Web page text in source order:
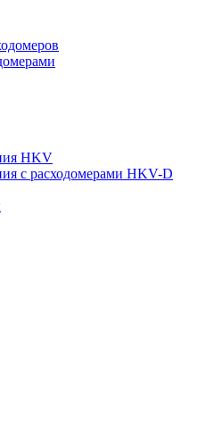
HKV
с расходомерами HKV-D